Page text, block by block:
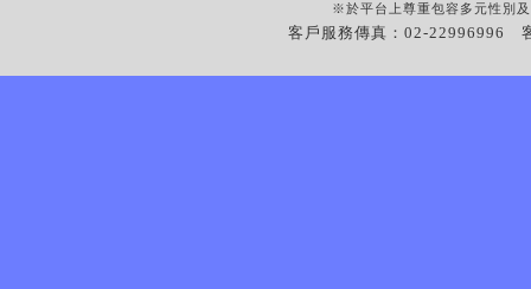
※於平台上尊重包容多元性別
客戶服務傳真：02-22996996